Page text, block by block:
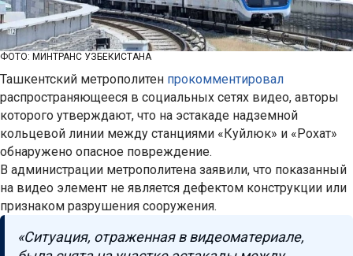
ФОТО: МИНТРАНС УЗБЕКИСТАНА
Ташкентский метрополитен прокомментировал
распространяющееся в социальных сетях видео, авторы
которого утверждают, что на эстакаде надземной
кольцевой линии между станциями «Куйлюк» и «Рохат»
обнаружено опасное повреждение.
В администрации метрополитена заявили, что показанный
на видео элемент не является дефектом конструкции или
признаком разрушения сооружения.
«Ситуация, отраженная в видеоматериале,